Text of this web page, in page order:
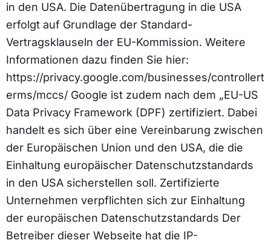
in den USA. Die Datenübertragung in die USA
erfolgt auf Grundlage der Standard-
Vertragsklauseln der EU-Kommission. Weitere
Informationen dazu finden Sie hier:
https://privacy.google.com/businesses/controllert
erms/mccs/ Google ist zudem nach dem „EU-US
Data Privacy Framework (DPF) zertifiziert. Dabei
handelt es sich über eine Vereinbarung zwischen
der Europäischen Union und den USA, die die
Einhaltung europäischer Datenschutzstandards
in den USA sicherstellen soll. Zertifizierte
Unternehmen verpflichten sich zur Einhaltung
der europäischen Datenschutzstandards Der
Betreiber dieser Webseite hat die IP-